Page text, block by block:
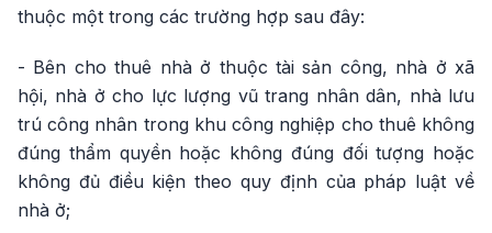
thuộc một trong các trường hợp sau đây:
- Bên cho thuê nhà ở thuộc tài sản công, nhà ở xã
hội, nhà ở cho lực lượng vũ trang nhân dân, nhà lưu
trú công nhân trong khu công nghiệp cho thuê không
đúng thẩm quyền hoặc không đúng đối tượng hoặc
không đủ điều kiện theo quy định của pháp luật về
nhà ở;